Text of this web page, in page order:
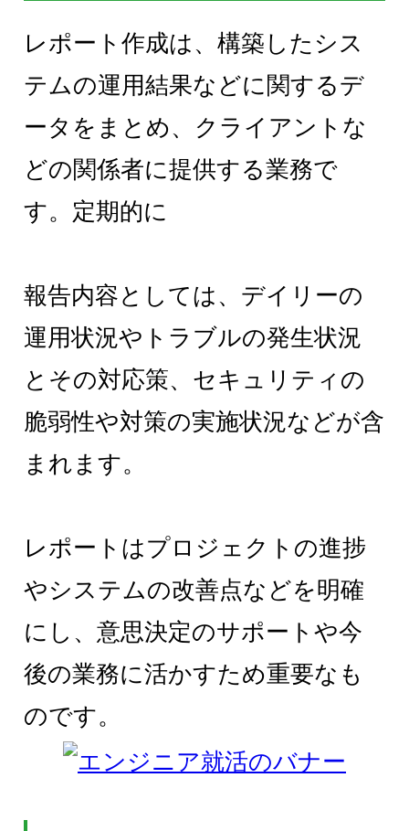
レポート作成は、構築したシス
テムの運用結果などに関するデ
ータをまとめ、クライアントな
どの関係者に提供する業務で
す。定期的に
報告内容としては、デイリーの
運用状況やトラブルの発生状況
とその対応策、セキュリティの
脆弱性や対策の実施状況などが含
まれます。
レポートはプロジェクトの進捗
やシステムの改善点などを明確
にし、意思決定のサポートや今
後の業務に活かすため重要なも
のです。